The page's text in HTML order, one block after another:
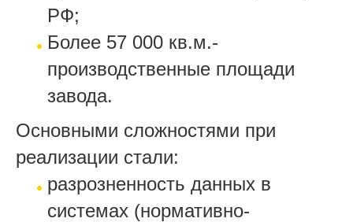
РФ;
Более 57 000 кв.м.-
производственные площади
завода.
Основными сложностями при
реализации стали:
разрозненность данных в
системах (нормативно-